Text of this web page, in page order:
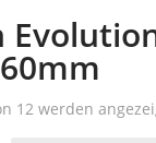
12 werden